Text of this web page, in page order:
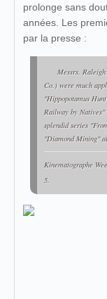
prolonge sans
années. Les
par la presse :
Messrs.
Co.) were much
"Hippopotamus
Railway by
splendid series
"Diamond Mining"
Kinematographe
5.